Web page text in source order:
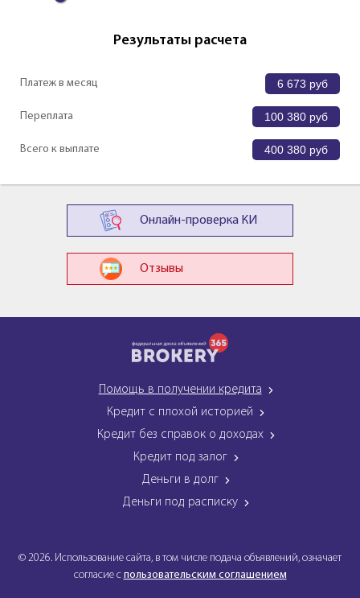
Результаты расчета
Платеж в месяц 6 673 руб
Переплата 100 380 руб
Всего к выплате 400 380 руб
Онлайн-проверка КИ
Отзывы
Помощь в получении кредита
Кредит с плохой историей
Кредит без справок о доходах
Кредит под залог
Деньги в долг
Деньги под расписку
© 2026. Использование сайта, в том числе подача объявлений, означает
согласие с пользовательским соглашением